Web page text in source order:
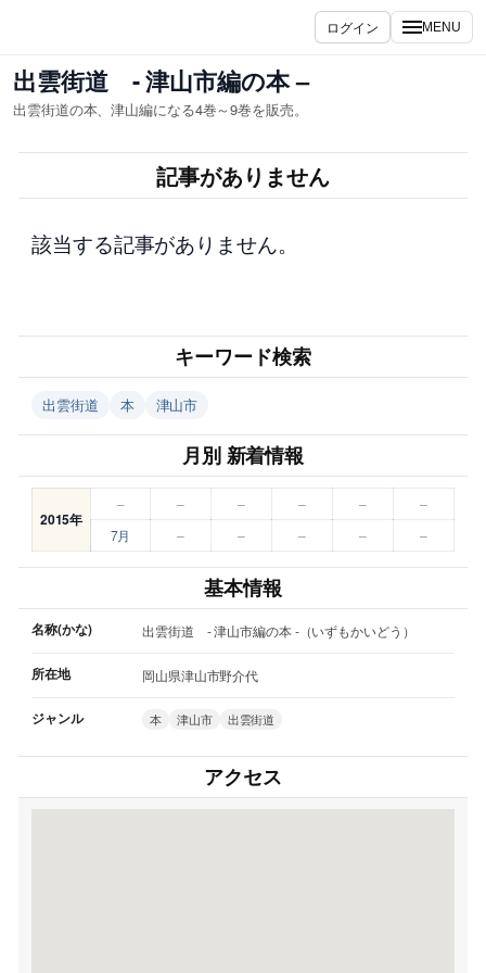
を
ス
キ
ッ
ログイン MENU
出雲街道 - 津山市編の本 –
出雲街道の本、津山編になる4巻～9巻を販売。
記事がありません
該当する記事がありません。
キーワード検索
出雲街道 本 津山市
月別 新着情報
2015年
– – – – –
–
7月
– – – – –
基本情報
名称(かな) 出雲街道 - 津山市編の本 -（いずもかいどう）
所在地 岡山県津山市野介代
ジャンル 本 津山市 出雲街道
アクセス